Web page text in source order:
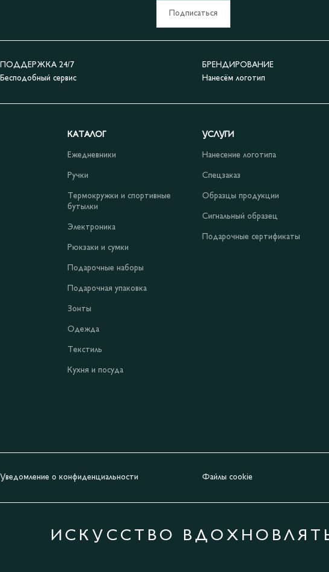
Подписаться
ПОДДЕРЖКА 24/7
Бесподобный сервис
БРЕНДИРОВАНИЕ
Нанесём логотип
КАТАЛОГ
Ежедневники
Ручки
Термокружки и спортивные
бутылки
Электроника
Рюкзаки и сумки
Подарочные наборы
Подарочная упаковка
Зонты
Одежда
Текстиль
Кухня и посуда
УСЛУГИ
Нанесение логотипа
Спецзаказ
Образцы продукции
Сигнальный образец
Подарочные сертификаты
Уведомление о конфиденциальности Файлы cookie
ИСКУССТВО